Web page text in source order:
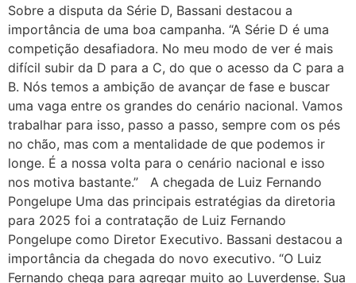
Sobre a disputa da Série D, Bassani destacou a
importância de uma boa campanha. “A Série D é uma
competição desafiadora. No meu modo de ver é mais
difícil subir da D para a C, do que o acesso da C para a
B. Nós temos a ambição de avançar de fase e buscar
uma vaga entre os grandes do cenário nacional. Vamos
trabalhar para isso, passo a passo, sempre com os pés
no chão, mas com a mentalidade de que podemos ir
longe. É a nossa volta para o cenário nacional e isso
nos motiva bastante.” A chegada de Luiz Fernando
Pongelupe Uma das principais estratégias da diretoria
para 2025 foi a contratação de Luiz Fernando
Pongelupe como Diretor Executivo. Bassani destacou a
importância da chegada do novo executivo. “O Luiz
Fernando chega para agregar muito ao Luverdense. Sua